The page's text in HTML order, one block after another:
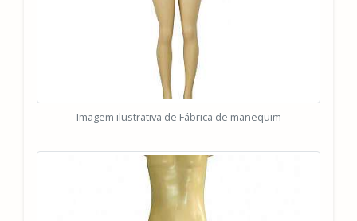
Imagem ilustrativa de Fábrica de manequim